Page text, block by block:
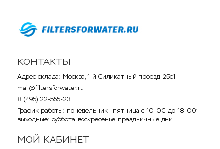
КОНТАКТЫ
Адрес склада: Москва, 1-й Силикатный проезд, 25с1
mail@filtersforwater.ru
8 (495) 22-555-23
График работы: понедельник - пятница с 10-00 до 18-00;
выходные: суббота, воскресенье, праздничные дни
МОЙ КАБИНЕТ